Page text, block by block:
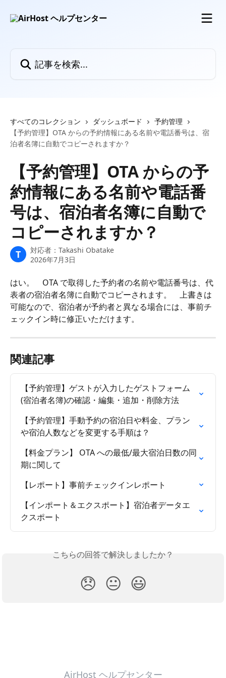
すべてのコレクション ダッシュボード
予約管理
【予約管理】OTA からの予約情報にある名前や電話番号は、宿
泊者名簿に自動でコピーされますか？
【予約管理】OTA からの予
約情報にある名前や電話番
号は、宿泊者名簿に自動で
コピーされますか？
T 対応者： Takashi Obatake
2026年7月3日
はい。　OTA で取得した予約者の名前や電話番号は、代
表者の宿泊者名簿に自動でコピーされます。　上書きは
可能なので、宿泊者が予約者と異なる場合には、事前チ
ェックイン時に修正いただけます。
関連記事
【予約管理】ゲストが入力したゲストフォーム
(宿泊者名簿)の確認・編集・追加・削除方法
【予約管理】手動予約の宿泊日や料金、プラン
や宿泊人数などを変更する手順は？
【料金プラン】 OTA への最低/最大宿泊日数の同
期に関して
【レポート】事前チェックインレポート
【インポート＆エクスポート】宿泊者データエ
クスポート
こちらの回答で解決しましたか？
😞 😐 😃
AirHost ヘルプセンター